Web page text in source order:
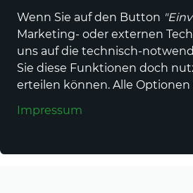
Wenn Sie auf den Button
Marketing- oder externen
uns auf die technisch-
Sie diese Funktionen doch
erteilen können. Alle
Impressum
Reise & Touristik